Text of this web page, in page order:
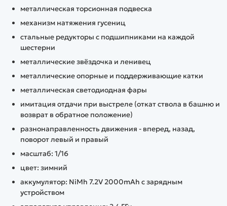
металлическая торсионная подвеска
механизм натяжения гусениц
стальные редукторы с подшипниками на каждой
шестерни
металлические звёздочка и ленивец
металлические опорные и поддерживающие катки
металлическая светодиодная фары
имитация отдачи при выстреле (откат ствола в башню и
возврат в обратное положение)
разнонаправленность движения - вперед, назад,
поворот левый и правый
масштаб: 1/16
цвет: зимний
аккумулятор: NiMh 7.2V 2000mAh с зарядным
устройством